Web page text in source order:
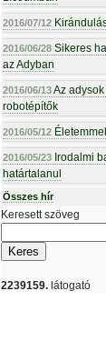
2016/07/12
2016/06/28 Sikeres
az Adyban
2016/06/13Az
robotépítők
2016/05/12
2016/05/23 Irodalmi
határtalanul
Összes hír
Keresett szöveg
2239159. látogató